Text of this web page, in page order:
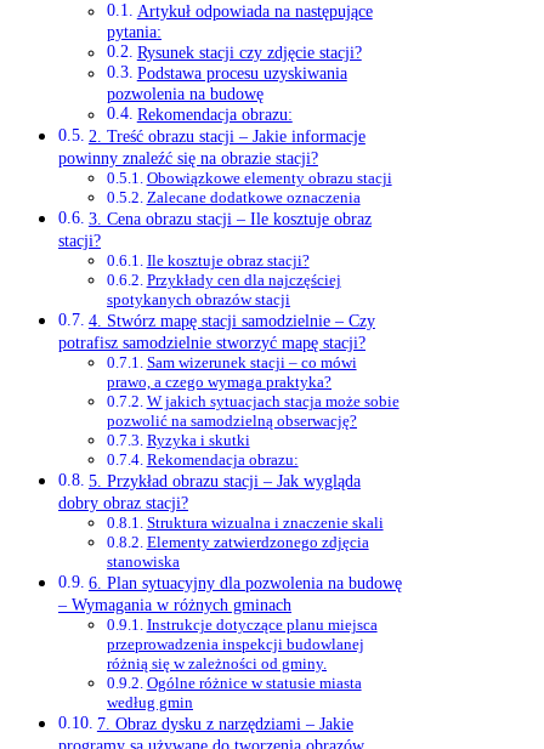
Artykuł odpowiada na następujące
pytania:
Rysunek stacji czy zdjęcie stacji?
Podstawa procesu uzyskiwania
pozwolenia na budowę
Rekomendacja obrazu:
2. Treść obrazu stacji – Jakie informacje
powinny znaleźć się na obrazie stacji?
Obowiązkowe elementy obrazu stacji
Zalecane dodatkowe oznaczenia
3. Cena obrazu stacji – Ile kosztuje obraz
stacji?
Ile kosztuje obraz stacji?
Przykłady cen dla najczęściej
spotykanych obrazów stacji
4. Stwórz mapę stacji samodzielnie – Czy
potrafisz samodzielnie stworzyć mapę stacji?
Sam wizerunek stacji – co mówi
prawo, a czego wymaga praktyka?
W jakich sytuacjach stacja może sobie
pozwolić na samodzielną obserwację?
Ryzyka i skutki
Rekomendacja obrazu:
5. Przykład obrazu stacji – Jak wygląda
dobry obraz stacji?
Struktura wizualna i znaczenie skali
Elementy zatwierdzonego zdjęcia
stanowiska
6. Plan sytuacyjny dla pozwolenia na budowę
– Wymagania w różnych gminach
Instrukcje dotyczące planu miejsca
przeprowadzenia inspekcji budowlanej
różnią się w zależności od gminy.
Ogólne różnice w statusie miasta
według gmin
7. Obraz dysku z narzędziami – Jakie
programy są używane do tworzenia obrazów